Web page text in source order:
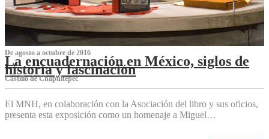
De agosto a octubre de 2016
La encuadernación en México, siglos de
historia y fascinación
Castillo de Chapultepec
El MNH, en colaboración con la Asociación del libro y sus oficios,
presenta esta exposición como un homenaje a Miguel…